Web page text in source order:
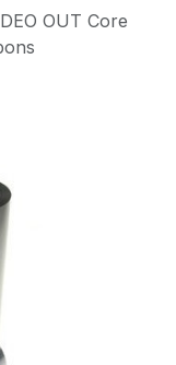
OUT Core